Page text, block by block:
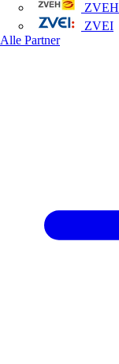
ZVEH
ZVEI
Alle Partner